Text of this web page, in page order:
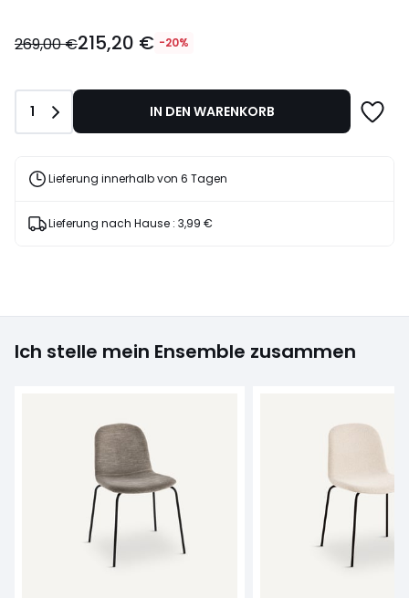
€
20%
Rabatt
269,00 €215,20 € -20%
Anzahl
1 IN DEN WARENKORB
Lieferung innerhalb von 6 Tagen
Lieferung nach Hause : 3,99 €
Ich stelle mein Ensemble zusammen